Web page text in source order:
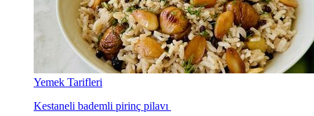
Yemek Tarifleri
Kestaneli bademli pirinç pilavı